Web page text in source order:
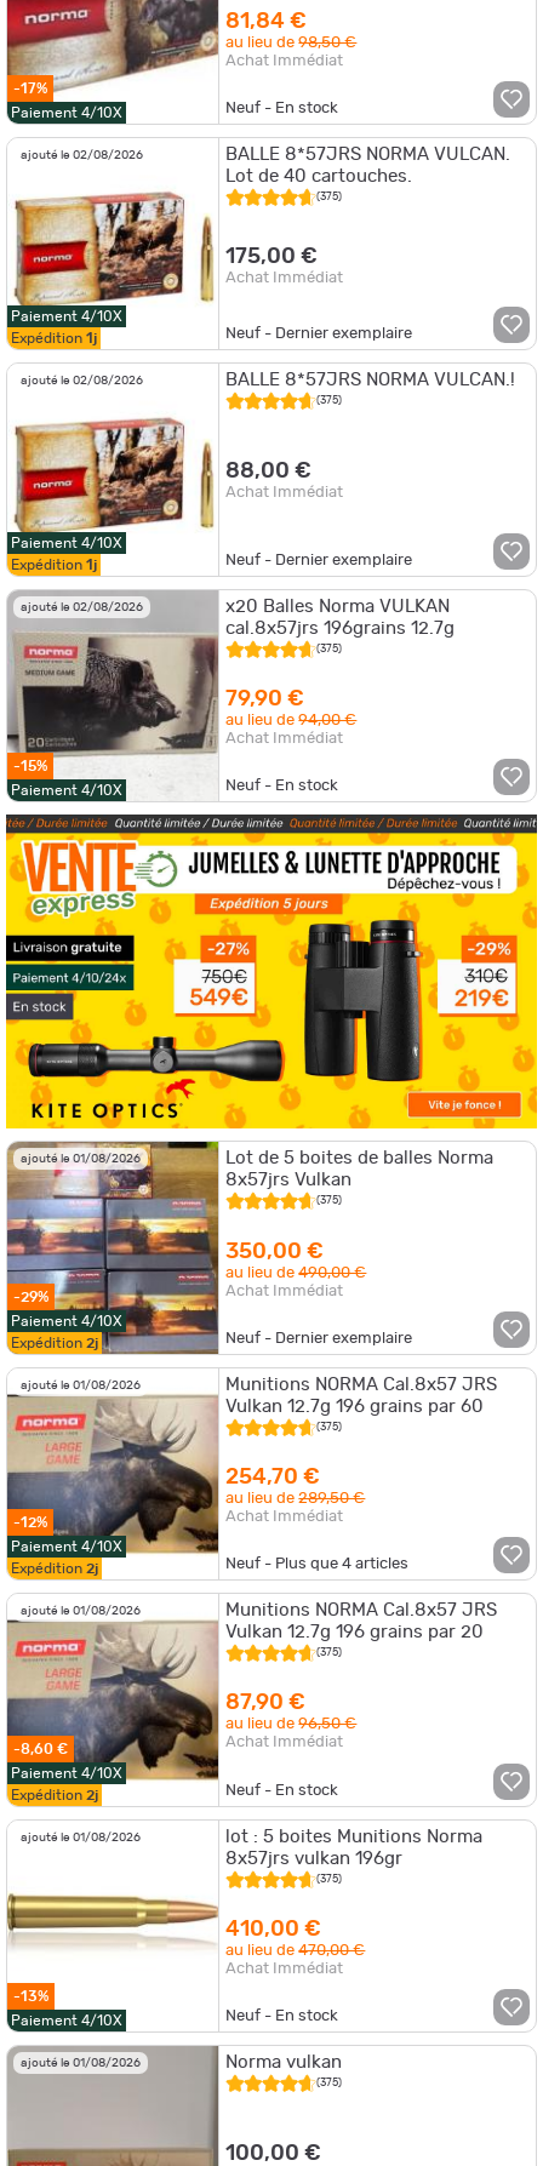
-17%
Paiement 4/10X
81,84 €
au lieu de98,50 €
Achat Immédiat
Neuf - En stock
ajouté le 02/08/2026
Paiement 4/10X
Expédition 1j
BALLE 8*57JRS NORMA VULCAN.
Lot de 40 cartouches.
(375)
175,00 €
Achat Immédiat
Neuf - Dernier exemplaire
ajouté le 02/08/2026
Paiement 4/10X
Expédition 1j
BALLE 8*57JRS NORMA VULCAN.!
(375)
88,00 €
Achat Immédiat
Neuf - Dernier exemplaire
ajouté le 02/08/2026
-15%
Paiement 4/10X
x20 Balles Norma VULKAN
cal.8x57jrs 196grains 12.7g
(375)
79,90 €
au lieu de94,00 €
Achat Immédiat
Neuf - En stock
ajouté le 01/08/2026
-29%
Paiement 4/10X
Expédition 2j
Lot de 5 boites de balles Norma
8x57jrs Vulkan
(375)
350,00 €
au lieu de490,00 €
Achat Immédiat
Neuf - Dernier exemplaire
ajouté le 01/08/2026
-12%
Paiement 4/10X
Expédition 2j
Munitions NORMA Cal.8x57 JRS
Vulkan 12.7g 196 grains par 60
(375)
254,70 €
au lieu de289,50 €
Achat Immédiat
Neuf - Plus que4 articles
ajouté le 01/08/2026
-8,60 €
Paiement 4/10X
Expédition 2j
Munitions NORMA Cal.8x57 JRS
Vulkan 12.7g 196 grains par 20
(375)
87,90 €
au lieu de96,50 €
Achat Immédiat
Neuf - En stock
ajouté le 01/08/2026
-13%
Paiement 4/10X
lot : 5 boites Munitions Norma
8x57jrs vulkan 196gr
(375)
410,00 €
au lieu de470,00 €
Achat Immédiat
Neuf - En stock
ajouté le 01/08/2026 Norma vulkan
(375)
100,00 €